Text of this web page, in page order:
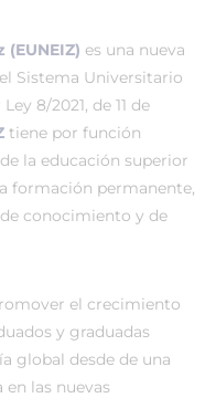
es una nueva
Sistema Universitario
8/2021, de 11 de
tiene por función
la educación superior
formación permanente,
conocimiento y de
el crecimiento
y graduadas
global desde de una
las nuevas